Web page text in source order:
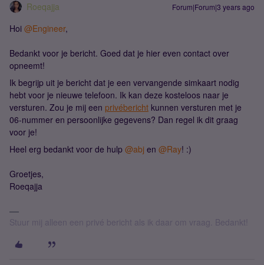
Roeqajja Forum|Forum|3 years ago
Hoi @Engineer,
Bedankt voor je bericht. Goed dat je hier even contact over
opneemt!
Ik begrijp uit je bericht dat je een vervangende simkaart nodig
hebt voor je nieuwe telefoon. Ik kan deze kosteloos naar je
versturen. Zou je mij een privébericht kunnen versturen met je
06-nummer en persoonlijke gegevens? Dan regel ik dit graag
voor je!
Heel erg bedankt voor de hulp @abj en @Ray! :)
Groetjes,
Roeqajja
Stuur mij alleen een privé bericht als ik daar om vraag. Bedankt!